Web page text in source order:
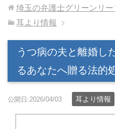
埼玉の弁護士グリーンリ
耳より情報
うつ病の夫と離婚し
るあなたへ贈る法的
公開日:2026/04/03 耳より情報